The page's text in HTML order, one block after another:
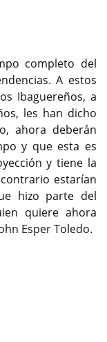
completo del
A estos
Ibaguereños, a
les han dicho
ahora deberán
y que esta es
y tiene la
estarían
hizo parte del
quiere ahora
Esper Toledo.